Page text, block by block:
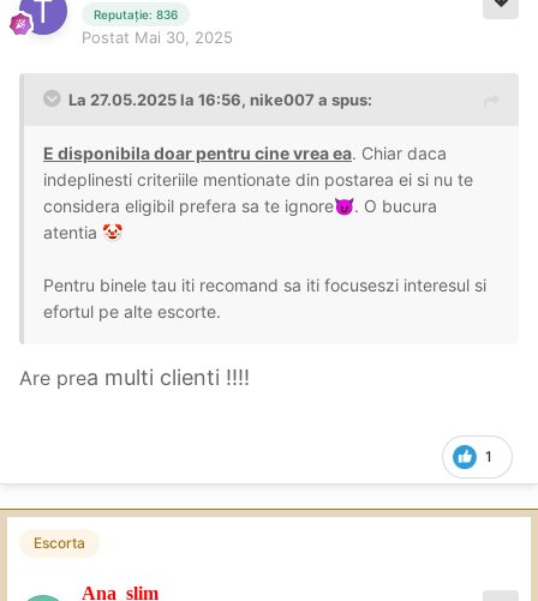
Reputație: 836
Postat Mai 30, 2025
La 27.05.2025 la 16:56, nike007 a spus:
E disponibila doar pentru cine vrea ea. Chiar daca
indeplinesti criteriile mentionate din postarea ei si nu te
considera eligibil prefera sa te ignore😈. O bucura
atentia 🤡
Pentru binele tau iti recomand sa iti focuseszi interesul si
efortul pe alte escorte.
Are prea multi clienti !!!!
1
Escorta
Ana_slim